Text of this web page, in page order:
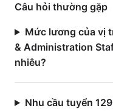
Câu hỏi thường gặp
Mức lương của vị
& Administration
nhiêu?
Nhu cầu tuyển